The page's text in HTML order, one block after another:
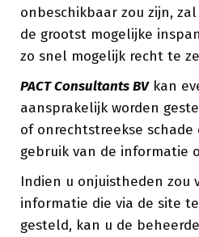
onbeschikbaar zou zijn,
de grootst mogelijke
zo snel mogelijk recht te
PACT Consultants BVkan
aansprakelijk worden
of onrechtstreekse
gebruik van de informatie
Indien u onjuistheden zou
informatie die via de site
gesteld, kan u de